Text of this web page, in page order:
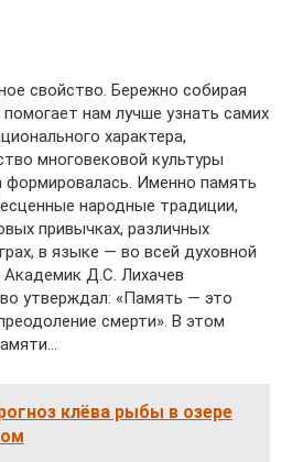
свойство. Бережно собирая
нам лучше узнать самих
характера,
многовековой культуры
формировалась. Именно память
народные традиции,
привычках, различных
в языке — во всей духовной
Академик Д.С. Лихачев
утверждал: «Память — это
смерти». В этом
клёва рыбы в озере